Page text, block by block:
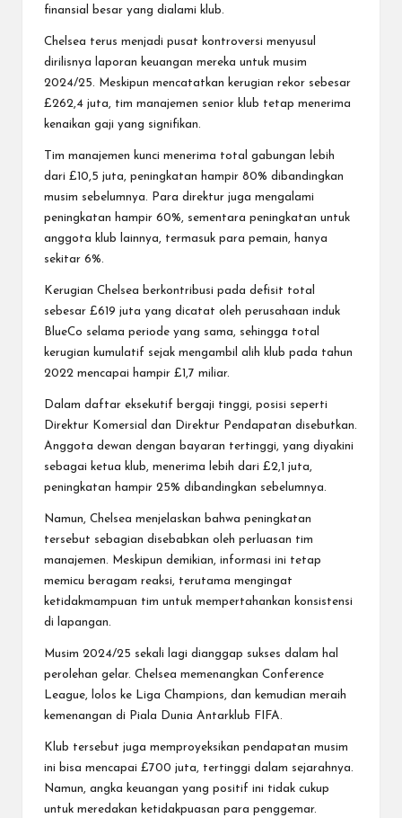
finansial besar yang dialami klub.
Chelsea terus menjadi pusat kontroversi menyusul
dirilisnya laporan keuangan mereka untuk musim
2024/25. Meskipun mencatatkan kerugian rekor sebesar
£262,4 juta, tim manajemen senior klub tetap menerima
kenaikan gaji yang signifikan.
Tim manajemen kunci menerima total gabungan lebih
dari £10,5 juta, peningkatan hampir 80% dibandingkan
musim sebelumnya. Para direktur juga mengalami
peningkatan hampir 60%, sementara peningkatan untuk
anggota klub lainnya, termasuk para pemain, hanya
sekitar 6%.
Kerugian Chelsea berkontribusi pada defisit total
sebesar £619 juta yang dicatat oleh perusahaan induk
BlueCo selama periode yang sama, sehingga total
kerugian kumulatif sejak mengambil alih klub pada tahun
2022 mencapai hampir £1,7 miliar.
Dalam daftar eksekutif bergaji tinggi, posisi seperti
Direktur Komersial dan Direktur Pendapatan disebutkan.
Anggota dewan dengan bayaran tertinggi, yang diyakini
sebagai ketua klub, menerima lebih dari £2,1 juta,
peningkatan hampir 25% dibandingkan sebelumnya.
Namun, Chelsea menjelaskan bahwa peningkatan
tersebut sebagian disebabkan oleh perluasan tim
manajemen. Meskipun demikian, informasi ini tetap
memicu beragam reaksi, terutama mengingat
ketidakmampuan tim untuk mempertahankan konsistensi
di lapangan.
Musim 2024/25 sekali lagi dianggap sukses dalam hal
perolehan gelar. Chelsea memenangkan Conference
League, lolos ke Liga Champions, dan kemudian meraih
kemenangan di Piala Dunia Antarklub FIFA.
Klub tersebut juga memproyeksikan pendapatan musim
ini bisa mencapai £700 juta, tertinggi dalam sejarahnya.
Namun, angka keuangan yang positif ini tidak cukup
untuk meredakan ketidakpuasan para penggemar.